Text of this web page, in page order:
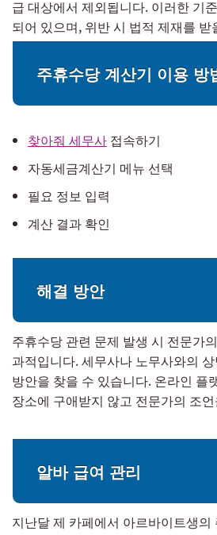
급 대상에서 제외됩니다. 이러한 기
되어 있으며, 위반 시 법적 제재를 받
주휴수당 계산기 이용 방
찾아줘 세무사 접속하기
자동세금계산기 메뉴 선택
필요 정보 입력
계산 결과 확인
해결 방안
주휴수당 관련 문제 발생 시 전문가
과적입니다. 세무사나 노무사와의
방안을 찾을 수 있습니다. 온라인 플
장소에 구애받지 않고 전문가의 조
알바 급여 관리
지난달 제 카페에서 아르바이트생